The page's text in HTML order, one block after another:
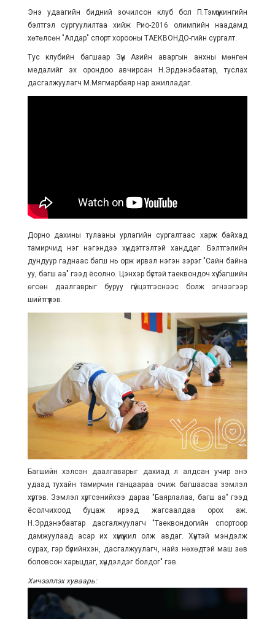
Энэ удаагийн бидний зочилсон клуб бол П.Тэмүүжингийн
бэлтгэл сургуулилтаа хийж Рио-2016 олимпийн наадамд
хөтөлсөн "Алдар" спорт хорооны ТАЕКВОНДО-гийн сургалт.
Тус клубийн багшаар Зүүн Азийн аваргын анхны мөнгөн
медалийг эх орондоо авчирсан Н.Эрдэнэбаатар, туслах
дасгалжуулагч М.Мягмарбаяр нар ажилладаг.
Дорно дахины тулааны урлагийн сургалтаас харж байхад
тамирчид нэг нэгэндээ хүндэтгэлтэй ханддаг. Бэлтгэлийн
дундуур гаднаас багш нь орж ирвэл нэгэн зэрэг "Сайн байна
уу, багш аа" гээд ёсолно. Цэнхэр бүстэй таеквондоч хүү багшийн
өгсөн даалгаврыг буруу гүйцэтгэснээс болж эгнээгээр
шийтгүүлэв.
Багшийн хэлсэн даалгаварыг дахиад л алдсан учир энэ
удаад тухайн тамирчин ганцаараа очиж багшаасаа зэмлэл
хүртэв. Зэмлэл хүртсэнийхээ дараа "Баярлалаа, багш аа" гээд
ёсолчихоод буцаж ирээд жагсаалдаа орох аж.
Н.Эрдэнэбаатар дасгалжуулагч "Таеквондогийн спортоор
дамжуулаад асар их хүмүүжил олж авдаг. Хүнтэй мэндэлж
сурах, гэр бүлийнхэн, дасгалжуулагч, найз нөхөдтэй маш зөв
боловсон харьцдаг, хүндэлдэг болдог" гэв.
Хичээллэх хуваарь: